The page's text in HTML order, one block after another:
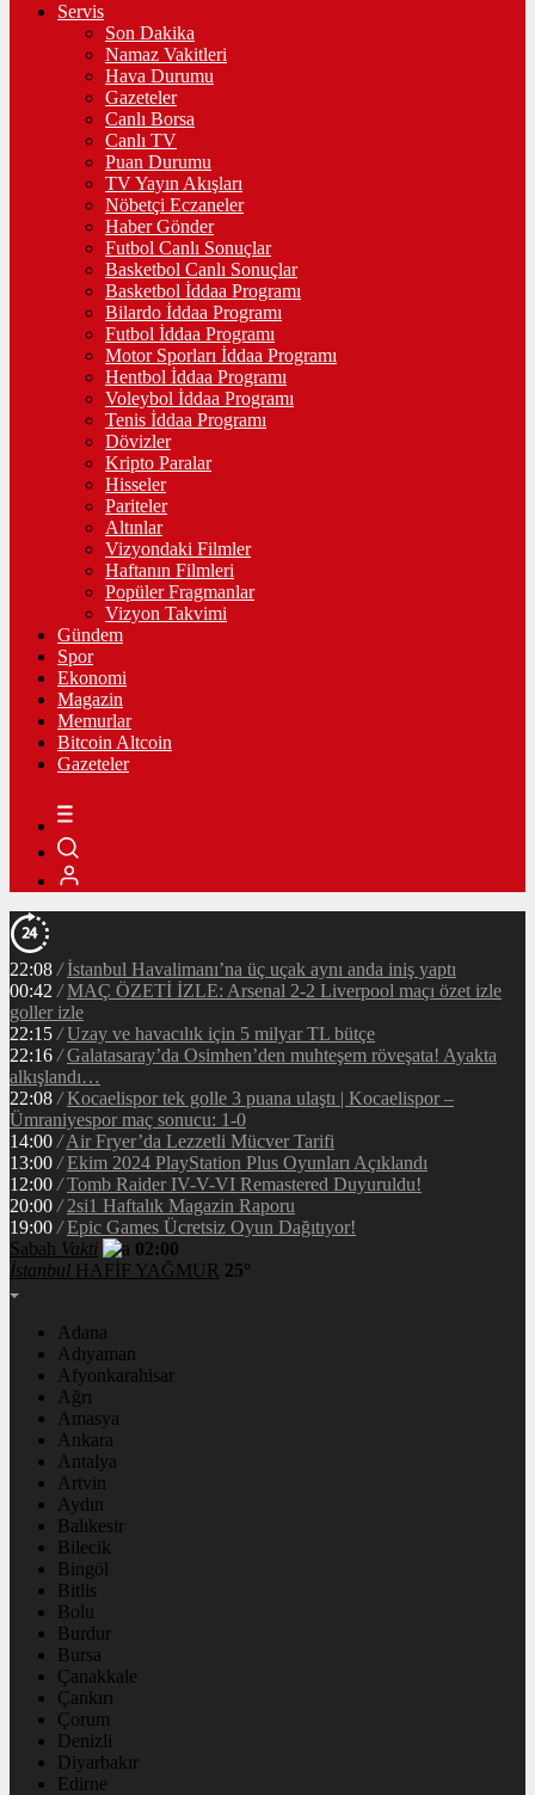
Servis
Son Dakika
Namaz Vakitleri
Hava Durumu
Gazeteler
Canlı Borsa
Canlı TV
Puan Durumu
TV Yayın Akışları
Nöbetçi Eczaneler
Haber Gönder
Futbol Canlı Sonuçlar
Basketbol Canlı Sonuçlar
Basketbol İddaa Programı
Bilardo İddaa Programı
Futbol İddaa Programı
Motor Sporları İddaa Programı
Hentbol İddaa Programı
Voleybol İddaa Programı
Tenis İddaa Programı
Dövizler
Kripto Paralar
Hisseler
Pariteler
Altınlar
Vizyondaki Filmler
Haftanın Filmleri
Popüler Fragmanlar
Vizyon Takvimi
Gündem
Spor
Ekonomi
Magazin
Memurlar
Bitcoin Altcoin
Gazeteler
22:08 / İstanbul Havalimanı’na üç uçak aynı anda iniş yaptı
00:42 / MAÇ ÖZETİ İZLE: Arsenal 2-2 Liverpool maçı özet izle
goller izle
22:15 / Uzay ve havacılık için 5 milyar TL bütçe
22:16 / Galatasaray’da Osimhen’den muhteşem röveşata! Ayakta
alkışlandı…
22:08 / Kocaelispor tek golle 3 puana ulaştı | Kocaelispor –
Ümraniyespor maç sonucu: 1-0
14:00 / Air Fryer’da Lezzetli Mücver Tarifi
13:00 / Ekim 2024 PlayStation Plus Oyunları Açıklandı
12:00 / Tomb Raider IV-V-VI Remastered Duyuruldu!
20:00 / 2si1 Haftalık Magazin Raporu
19:00 / Epic Games Ücretsiz Oyun Dağıtıyor!
Sabah Vakti
02:00
İstanbul HAFİF YAĞMUR 25°
Adana
Adıyaman
Afyonkarahisar
Ağrı
Amasya
Ankara
Antalya
Artvin
Aydın
Balıkesir
Bilecik
Bingöl
Bitlis
Bolu
Burdur
Bursa
Çanakkale
Çankırı
Çorum
Denizli
Diyarbakır
Edirne